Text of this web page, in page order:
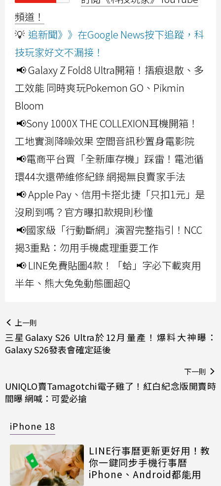
頻道！
💡 追新聞》》在Google News按下追蹤，科
技玩家好文不漏接！
📢 Galaxy Z Fold8 Ultra開箱！摺痕退散、多
工效能 同時爽玩Pokemon GO、Pikmin
Bloom
📢Sony 1000X THE COLLEXION耳機開箱！
工地實測降噪效果 空間音訊秒置身電影院
📢電商平台買「全新庫存機」踩雷！電池循
環44次還帶維修紀錄 網揭無良賣家手法
📢 Apple Pay、信用卡搭北捷「只扣1元」是
沒刷到嗎？官方曝扣款規則秒懂
📢國家級「行動斷網」演習完整指引！NCC
揭3重點：勿用手機處理重要工作
📢 LINE免費貼圖4款！「蛤」字必下載爽用
半年、熊大兔兔動態圖超Q
上一則
三星Galaxy S26 Ultra於12月量產！爆料大神曝：
Galaxy S26發表會確定延後
下一則
UNIQLO賣Tamagotchi電子雞了！紅白紀念版開賣時
間曝 網喊：可愛必搶
iPhone 18
LINE行事曆更新更好用！教
你一鍵同步手機行事曆
iPhone、Android都能用